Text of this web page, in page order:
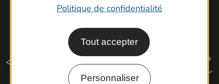
Politique de confidentialité
Tout accepter
Personnaliser